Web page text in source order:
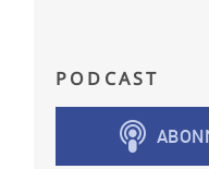
PODCAST